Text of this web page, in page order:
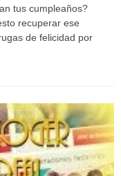
tus cumpleaños?
recuperar ese
de felicidad por